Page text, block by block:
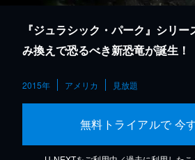
『ジュラシック・パーク』シリ
み換えで恐るべき新恐竜が誕生！
2015年 アメリカ 見放題
無料トライアルで 今